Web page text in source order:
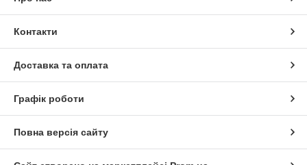
Контакти
Доставка та оплата
Графік роботи
Повна версія сайту